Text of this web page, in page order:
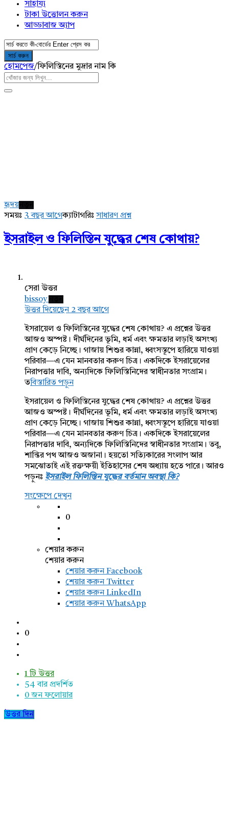
সাহায্য
টাকা উত্তোলন করুন
আড্ডাবাজ অ্যাপ
হোমপেজ/ফিলিস্তিনের মুদ্রার নাম কি
Latest
প্রশ্ন
হৃদয়
সময়ঃ 3 বছর আগেক্যাটাগরিঃসাধারণ প্রশ্ন
ইসরাইল ও ফিলিস্তিন যুদ্ধের শেষ কোথায়?
সেরা উত্তর
bissoy
উত্তর দিয়েছেন 2 বছর আগে
ইসরায়েল ও ফিলিস্তিনের যুদ্ধের শেষ কোথায়? এ প্রশ্নের উত্তর
আজও অস্পষ্ট। দীর্ঘদিনের ভূমি, ধর্ম এবং ক্ষমতার লড়াই অসংখ্য
প্রাণ কেড়ে নিচ্ছে। গাজায় শিশুর কান্না, ধ্বংসস্তূপে হারিয়ে যাওয়া
পরিবার—এ যেন মানবতার করুণ চিত্র। একদিকে ইসরায়েলের
নিরাপত্তার দাবি, অন্যদিকে ফিলিস্তিনিদের স্বাধীনতার সংগ্রাম।
তবিস্তারিত পড়ুন
ইসরায়েল ও ফিলিস্তিনের যুদ্ধের শেষ কোথায়? এ প্রশ্নের উত্তর
আজও অস্পষ্ট। দীর্ঘদিনের ভূমি, ধর্ম এবং ক্ষমতার লড়াই অসংখ্য
প্রাণ কেড়ে নিচ্ছে। গাজায় শিশুর কান্না, ধ্বংসস্তূপে হারিয়ে যাওয়া
পরিবার—এ যেন মানবতার করুণ চিত্র। একদিকে ইসরায়েলের
নিরাপত্তার দাবি, অন্যদিকে ফিলিস্তিনিদের স্বাধীনতার সংগ্রাম। তবু,
শান্তির পথ আজও অজানা। হয়তো সত্যিকারের সংলাপ আর
সমঝোতাই এই রক্তক্ষয়ী ইতিহাসের শেষ অধ্যায় হতে পারে। আরও
পড়ুনঃ ইসরাইল ফিলিস্তিন যুদ্ধের বর্তমান অবস্থা কি?
সংক্ষেপে দেখুন
0
শেয়ার করুন
শেয়ার করুন
শেয়ার করুনFacebook
শেয়ার করুন Twitter
শেয়ার করুন LinkedIn
শেয়ার করুন WhatsApp
0
1 টি উত্তর
54বার প্রদর্শিত
0 জন ফলোয়ার
উত্তর দিন